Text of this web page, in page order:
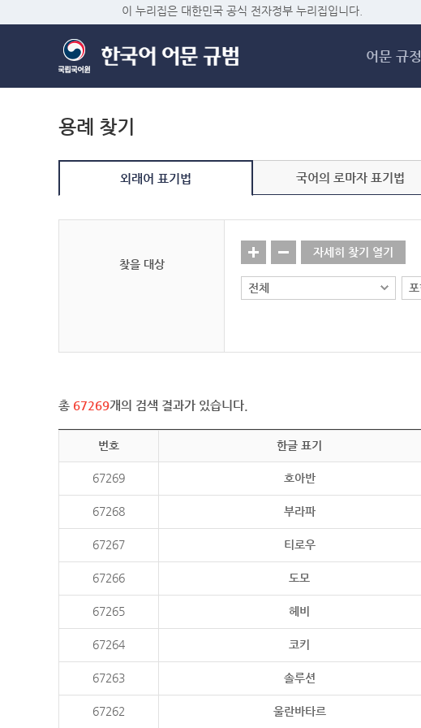
이 누리집은 대한민국 공식 전자정부 누리집입니다.
어문 규정
용례 찾기
외래어 표기법 국어의 로마자 표기법
찾을 대상
자세히 찾기 열기
총 67269개의 검색 결과가 있습니다.
번호 한글 표기
67269 호아반
67268 부라파
67267 티로우
67266 도모
67265 헤비
67264 코키
67263 솔루션
67262 울란바타르